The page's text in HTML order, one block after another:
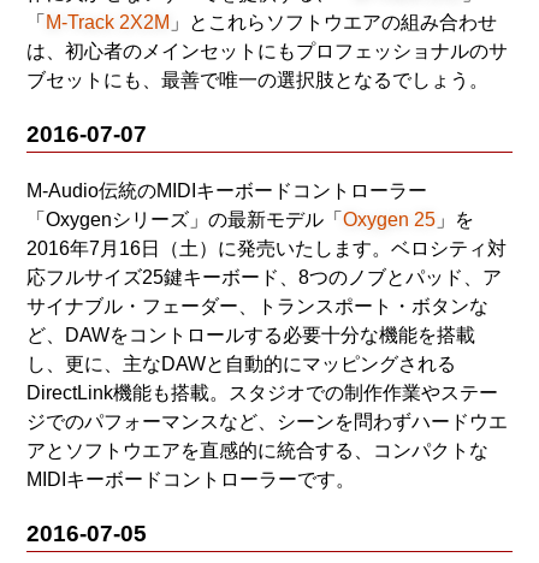
「 M-Track 2X2M 」とこれらソフトウエアの組み合わせ
は、初心者のメインセットにもプロフェッショナルのサ
ブセットにも、最善で唯一の選択肢となるでしょう。
2016-07-07
M-Audio伝統のMIDIキーボードコントローラー
「Oxygenシリーズ」の最新モデル「Oxygen 25 」を
2016年7月16日（土）に発売いたします。ベロシティ対
応フルサイズ25鍵キーボード、8つのノブとパッド、ア
サイナブル・フェーダー、トランスポート・ボタンな
ど、DAWをコントロールする必要十分な機能を搭載
し、更に、主なDAWと自動的にマッピングされる
DirectLink機能も搭載。スタジオでの制作作業やステー
ジでのパフォーマンスなど、シーンを問わずハードウエ
アとソフトウエアを直感的に統合する、コンパクトな
MIDIキーボードコントローラーです。
2016-07-05